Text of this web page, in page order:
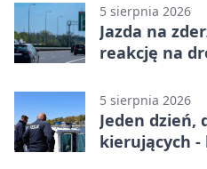
5 sierpnia 2026
Jazda na
reakcję na
5 sierpnia 2026
Jeden dzień,
kierujących